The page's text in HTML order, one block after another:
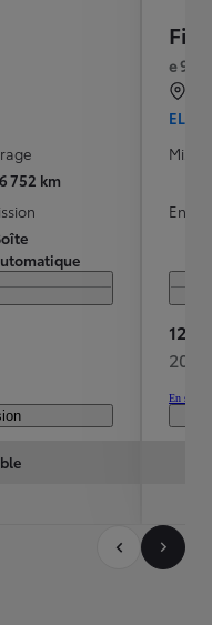
752 km
e
Mise
12
204
En